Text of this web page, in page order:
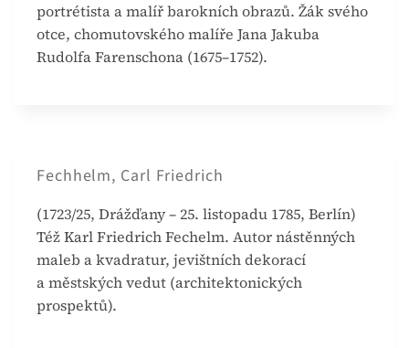
portrétista a malíř barokních obrazů. Žák svého
otce, chomutovského malíře Jana Jakuba
Rudolfa Farenschona (1675–1752).
Fechhelm, Carl Friedrich
(1723/25, Drážďany – 25. listopadu 1785, Berlín)
Též Karl Friedrich Fechelm. Autor nástěnných
maleb a kvadratur, jevištních dekorací
a městských vedut (architektonických
prospektů).